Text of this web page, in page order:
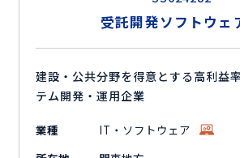
受託開発ソフトウェ
建設・公共分野を得意とする高利益
テム開発・運用企業
業種
IT・ソフトウェア